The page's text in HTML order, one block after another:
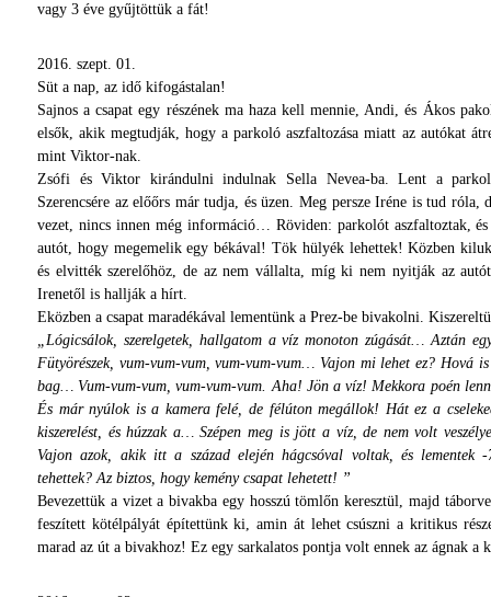
vagy 3 éve gyűjtöttük a fát!
2016. szept. 01.
Süt a nap, az idő kifogástalan!
Sajnos a csapat egy részének ma haza kell mennie, Andi, és Ákos
elsők, akik megtudják, hogy a parkoló aszfaltozása miatt az autókat
mint Viktor-nak.
Zsófi és Viktor kirándulni indulnak Sella Nevea-ba. Lent a
Szerencsére az előőrs már tudja, és üzen. Meg persze Iréne is tud
vezet, nincs innen még információ… Röviden: parkolót aszfaltoztak,
autót, hogy megemelik egy békával! Tök hülyék lehettek! Közben
és elvitték szerelőhöz, de az nem vállalta, míg ki nem nyitják az
Irenetől is hallják a hírt.
Eközben a csapat maradékával lementünk a Prez-be bivakolni.
„Lógicsálok, szerelgetek, hallgatom a víz monoton zúgását… Aztán
Fütyörészek, vum-vum-vum, vum-vum-vum… Vajon mi lehet ez? Hová
bag… Vum-vum-vum, vum-vum-vum. Aha! Jön a víz! Mekkora poén
És már nyúlok is a kamera felé, de félúton megállok! Hát ez a
kiszerelést, és húzzak a… Szépen meg is jött a víz, de nem volt
Vajon azok, akik itt a század elején hágcsóval voltak, és
tehettek? Az biztos, hogy kemény csapat lehetett! ”
Bevezettük a vizet a bivakba egy hosszú tömlőn keresztül, majd
feszített kötélpályát építettünk ki, amin át lehet csúszni a kritikus
marad az út a bivakhoz! Ez egy sarkalatos pontja volt ennek az ágnak a